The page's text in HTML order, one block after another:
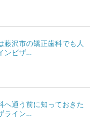
藤沢市の矯正歯科でも人
ンビザ...
へ通う前に知っておきた
ライン...